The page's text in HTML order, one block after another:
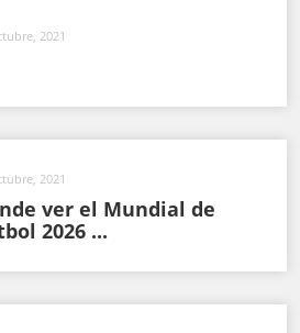
2021
2021
ver el Mundial de
2026 ...